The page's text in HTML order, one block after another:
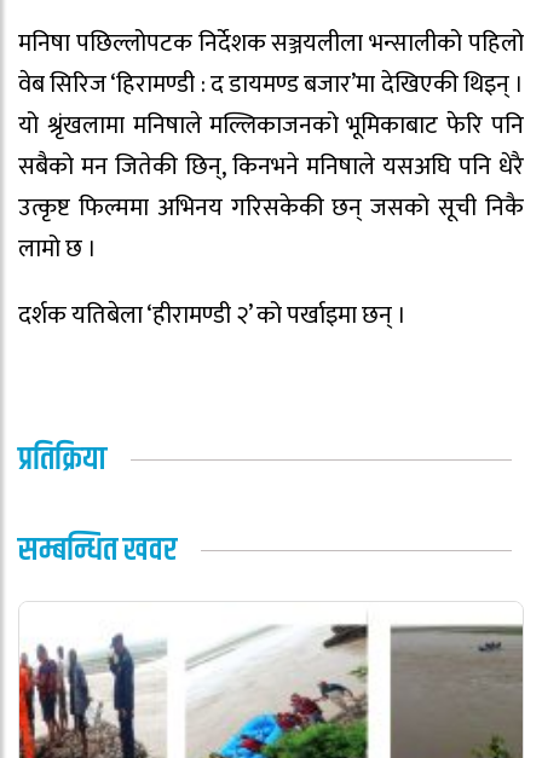
मनिषा पछिल्लोपटक निर्देशक सञ्जयलीला भन्सालीको पहिलो
वेब सिरिज ‘हिरामण्डी : द डायमण्ड बजार’मा देखिएकी थिइन् ।
यो श्रृंखलामा मनिषाले मल्लिकाजनको भूमिकाबाट फेरि पनि
सबैको मन जितेकी छिन्, किनभने मनिषाले यसअघि पनि धेरै
उत्कृष्ट फिल्ममा अभिनय गरिसकेकी छन् जसको सूची निकै
लामो छ ।
दर्शक यतिबेला ‘हीरामण्डी २’ को पर्खाइमा छन् ।
प्रतिक्रिया
सम्बन्धित खवर